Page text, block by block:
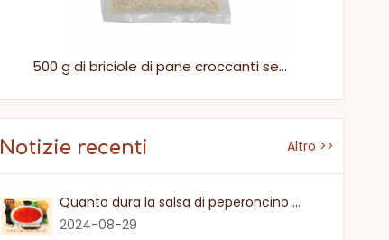
500 g di briciole di pane croccanti secche bianche saporite per verdure fritte
Notizie recenti Altro >>
Quanto dura la salsa di peperoncino dolce una volta
2024-08-29